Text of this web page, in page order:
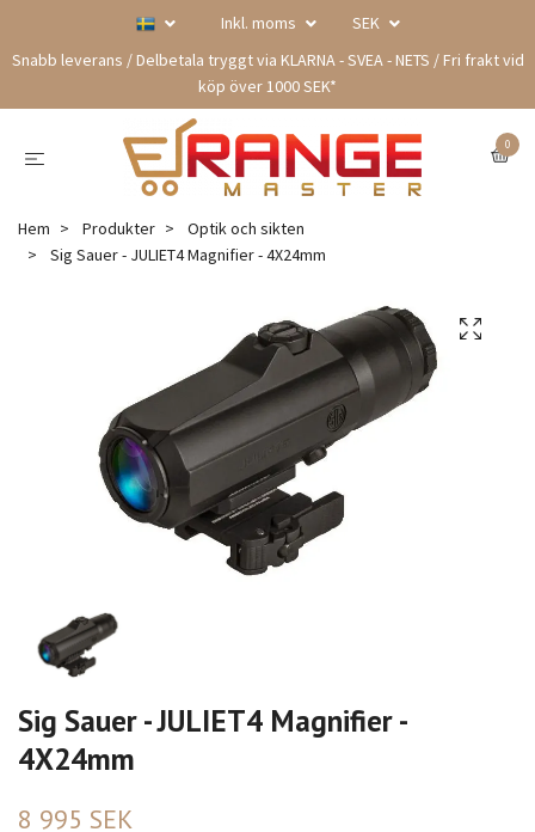
Inkl. moms
SEK
Snabb leverans / Delbetala tryggt via KLARNA - SVEA - NETS / Fri frakt vid
köp över 1000 SEK*
0
Hem Produkter
Optik och sikten
Sig Sauer - JULIET4 Magnifier - 4X24mm
Sig Sauer - JULIET4 Magnifier -
4X24mm
8 995 SEK